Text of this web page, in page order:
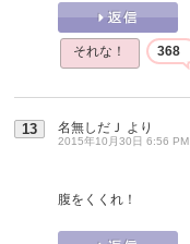
それな！ 368
13 名無しだＪ より
2015年10月30日 6:56 PM
腹をくくれ！